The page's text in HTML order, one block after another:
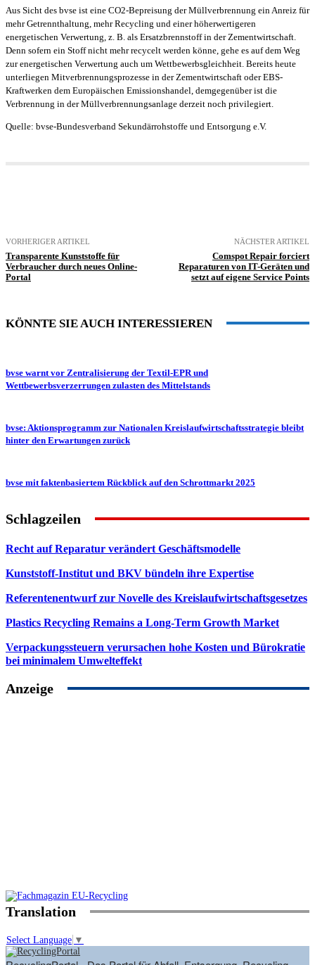
Aus Sicht des bvse ist eine CO2-Bepreisung der Müllverbrennung ein Anreiz für
mehr Getrennthaltung, mehr Recycling und einer höherwertigeren
energetischen Verwertung, z. B. als Ersatzbrennstoff in der Zementwirtschaft.
Denn sofern ein Stoff nicht mehr recycelt werden könne, gehe es auf dem Weg
zur energetischen Verwertung auch um Wettbewerbsgleichheit. Bereits heute
unterliegen Mitverbrennungsprozesse in der Zementwirtschaft oder EBS-
Kraftwerken dem Europäischen Emissionshandel, demgegenüber ist die
Verbrennung in der Müllverbrennungsanlage derzeit noch privilegiert.
Quelle: bvse-Bundesverband Sekundärrohstoffe und Entsorgung e.V.
VORHERIGER ARTIKEL
Transparente Kunststoffe für
Verbraucher durch neues Online-
Portal
NÄCHSTER ARTIKEL
Comspot Repair forciert
Reparaturen von IT-Geräten und
setzt auf eigene Service Points
KÖNNTE SIE AUCH INTERESSIEREN
bvse warnt vor Zentralisierung der Textil-EPR und
Wettbewerbsverzerrungen zulasten des Mittelstands
bvse: Aktionsprogramm zur Nationalen Kreislaufwirtschaftsstrategie bleibt
hinter den Erwartungen zurück
bvse mit faktenbasiertem Rückblick auf den Schrottmarkt 2025
Schlagzeilen
Recht auf Reparatur verändert Geschäftsmodelle
Kunststoff-Institut und BKV bündeln ihre Expertise
Referentenentwurf zur Novelle des Kreislaufwirtschaftsgesetzes
Plastics Recycling Remains a Long-Term Growth Market
Verpackungssteuern verursachen hohe Kosten und Bürokratie
bei minimalem Umwelteffekt
Anzeige
Translation
Select Language ▼